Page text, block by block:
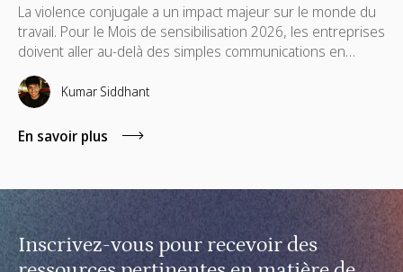
La violence conjugale a un impact majeur sur le monde du
travail. Pour le Mois de sensibilisation 2026, les entreprises
doivent aller au-delà des simples communications en
mettant en place des politiques de soutien, des aides
financières, des formations pour les managers à distance
et du mécénat de compétences.
Kumar Siddhant
En savoir plus
Inscrivez-vous pour recevoir des